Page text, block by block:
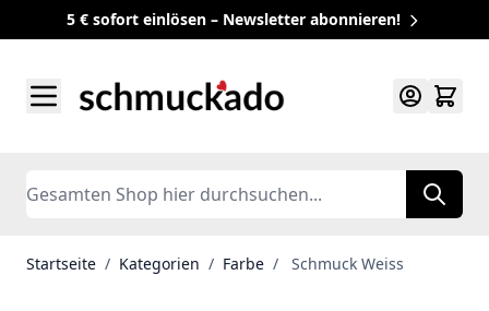
5 € sofort einlösen – Newsletter abonnieren!
Search
Startseite / Kategorien / Farbe / Schmuck Weiss